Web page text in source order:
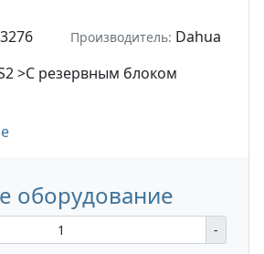
Производитель: Dahua
>C резервным блоком
оборудование
-